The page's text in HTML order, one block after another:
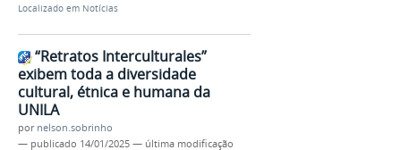
Localizado em Notícias
“Retratos Interculturales”
exibem toda a diversidade
cultural, étnica e humana da
UNILA
por nelson.sobrinho
— publicado 14/01/2025 — última modificação